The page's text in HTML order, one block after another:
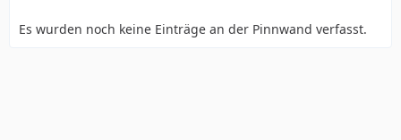
Es wurden noch keine Einträge an der Pinnwand verfasst.